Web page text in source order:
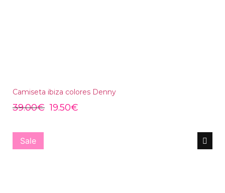
Camiseta ibiza colores Denny
39.00€ 19.50€
Sale